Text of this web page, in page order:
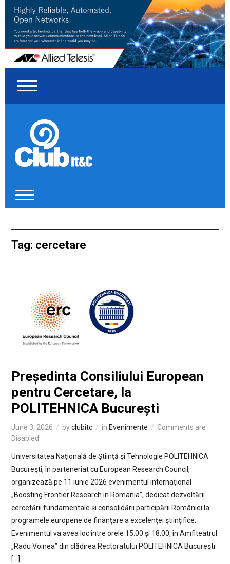
Tag: cercetare
Președinta Consiliului European
pentru Cercetare, la
POLITEHNICA București
June 3, 2026 byclubitc in Evenimente
Comments are
Disabled
Universitatea Națională de Știință și Tehnologie POLITEHNICA
București, în parteneriat cu European Research Council,
organizează pe 11 iunie 2026 evenimentul internațional
„Boosting Frontier Research in Romania”, dedicat dezvoltării
cercetării fundamentale și consolidării participării României la
programele europene de finanțare a excelenței științifice.
Evenimentul va avea loc între orele 15:00 și 18:00, în Amfiteatrul
„Radu Voinea” din clădirea Rectoratului POLITEHNICA București.
[…]